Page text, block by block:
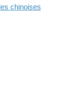
chinoises